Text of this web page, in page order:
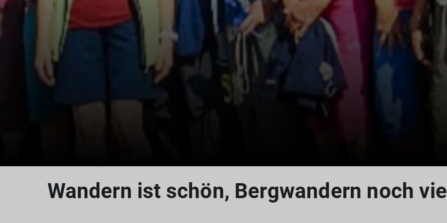
Wandern ist schön, Bergwandern noch